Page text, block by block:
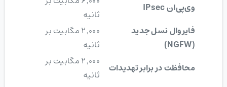
وی‌پی‌ان IPsec
ثانیه
فایروال نسل جدید
(NGFW)
۲٬۰۰۰ مگابیت بر
ثانیه
محافظت در برابر تهدیدات
۲٬۰۰۰ مگابیت بر
ثانیه